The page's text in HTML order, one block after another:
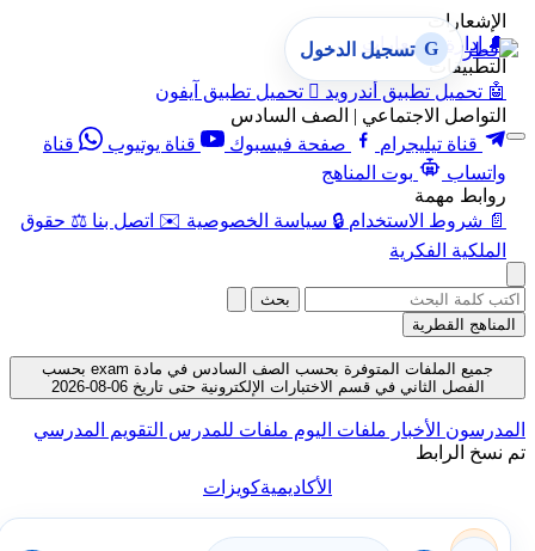
الإشعارات
🔔 إدارة الإشعارات
التطبيقات
🤖 تحميل تطبيق أندرويد  تحميل تطبيق آيفون
التواصل الاجتماعي | الصف السادس
قناة تيليجرام
صفحة فيسبوك قناة يوتيوب
قناة
واتساب
بوت المناهج
روابط مهمة
📄 شروط الاستخدام 🔒 سياسة الخصوصية ✉️ اتصل بنا ⚖️ حقوق
الملكية الفكرية
G تسجيل الدخول
بحث
المناهج القطرية
جميع الملفات المتوفرة بحسب الصف السادس في مادة exam بحسب
الفصل الثاني في قسم الاختبارات الإلكترونية حتى تاريخ 06-08-2026
المدرسون الأخبار ملفات اليوم ملفات للمدرس التقويم المدرسي
تم نسخ الرابط
الأكاديميةكويزات